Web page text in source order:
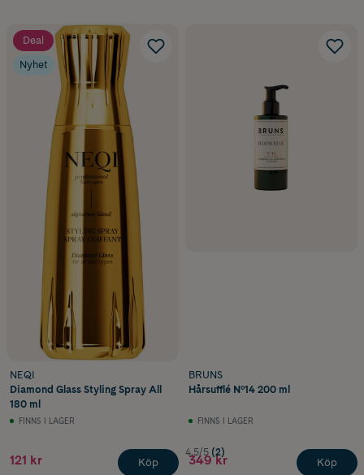
Deal
Nyhet
NEQI
Diamond Glass Styling Spray All
180 ml
FINNS I LAGER
121 kr Köp
BRUNS
Hårsufflé Nº14 200 ml
FINNS I LAGER
4.5/5 (2)
349 kr Köp